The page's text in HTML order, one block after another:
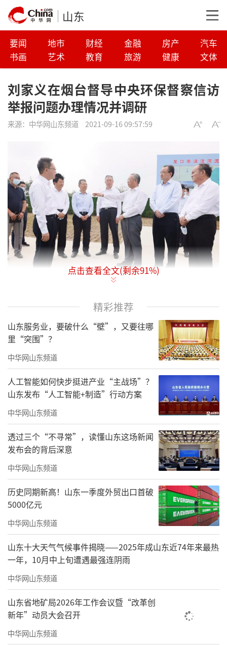
山东
要闻 地市 财经 金融 房产
汽车
书画
艺术 教育 旅游 健康 文体
刘家义在烟台督导中央环保督察信访
举报问题办理情况并调研
来源： 中华网山东频道 2021-09-16 09:57:59
烟台市，督导解决中央第二生态环境保护督察
组发现问题，调研生态保护和高质量发展情
况。他强调，要坚持以习近平新时代中国特色
社会主义思想为指导，深入贯彻习近平生态文
明思想，完整、准确、全面贯彻新发展理念，
努力走出一条生态优先、绿色低碳的高质量发
展之路。
刘家义来到龙口市泳汶河流域现场，实地
督导中央环保督察信访举报问题办理情况。目
前，当地正对照反映问题，逐项进行整改。刘
家义认真听取整改情况汇报，实地察看泳汶河
水质状况、净化设施运营和生态湿地建设情
况。他强调，要牢固树立绿水青山就是金山银
山的理念，认真对待群众反映的问题，确保整
改到位。要坚持公开透明，增强群众的参与
体、专家参与，依靠群众的监督支持抓细抓实
整改工作。要坚持实事求是，客观面对存在的
问题，扎扎实实推进整改，决不允许弄虚作
假、敷衍了事。要举一反三，由点及面抓整
点击查看全文(剩余91%)
精彩推荐
山东服务业，要破什么“壁”，又要往哪
里“突围”？
中华网山东频道
人工智能如何快步挺进产业“主战场”？
山东发布“人工智能+制造”行动方案
中华网山东频道
透过三个“不寻常”，读懂山东这场新闻
发布会的背后深意
中华网山东频道
历史同期新高！山东一季度外贸出口首破
5000亿元
中华网山东频道
山东十大天气气候事件揭晓——2025年成山东近74年来最热
一年，10月中上旬遭遇最强连阴雨
中华网山东频道
山东省地矿局2026年工作会议暨“改革创
新年”动员大会召开
中华网山东频道